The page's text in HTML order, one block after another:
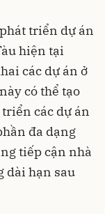
triển dự án
hiện tại
các dự án ở
có thể tạo
các dự án
đa dạng
tiếp cận nhà
dài hạn sau